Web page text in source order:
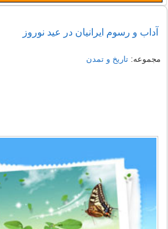
آداب و رسوم ایرانیان در عید نوروز
مجموعه:تاریخ و تمدن